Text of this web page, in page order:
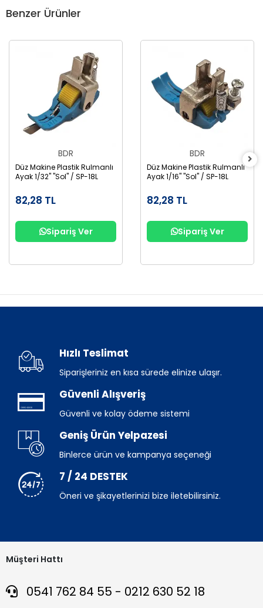
Benzer Ürünler
BDR
Düz Makine Plastik Rulmanlı
Ayak 1/32" "Sol" / SP-18L
82,28 TL
Sipariş Ver
BDR
Düz Makine Plastik Rulmanlı
Ayak 1/16" "Sol" / SP-18L
82,28 TL
Sipariş Ver
Hızlı Teslimat
Siparişleriniz en kısa sürede elinize ulaşır.
Güvenli Alışveriş
Güvenli ve kolay ödeme sistemi
Geniş Ürün Yelpazesi
Binlerce ürün ve kampanya seçeneği
7 / 24 DESTEK
Öneri ve şikayetlerinizi bize iletebilirsiniz.
Müşteri Hattı
0541 762 84 55 - 0212 630 52 18